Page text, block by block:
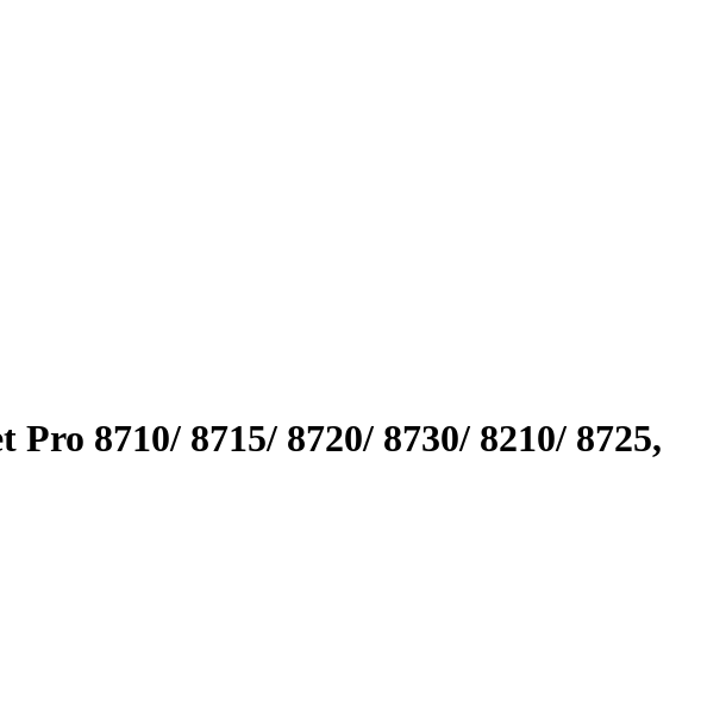
8710/ 8715/ 8720/ 8730/ 8210/ 8725,